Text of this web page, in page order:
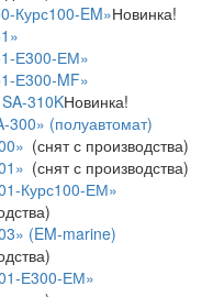
Курс100-EM»Новинка!
Е300-ЕМ»
Е300-MF»
310KНовинка!
300» (полуавтомат)
(снят с производства)
(снят с производства)
Курс100-ЕМ»
(EM-marine)
Е300-ЕМ»